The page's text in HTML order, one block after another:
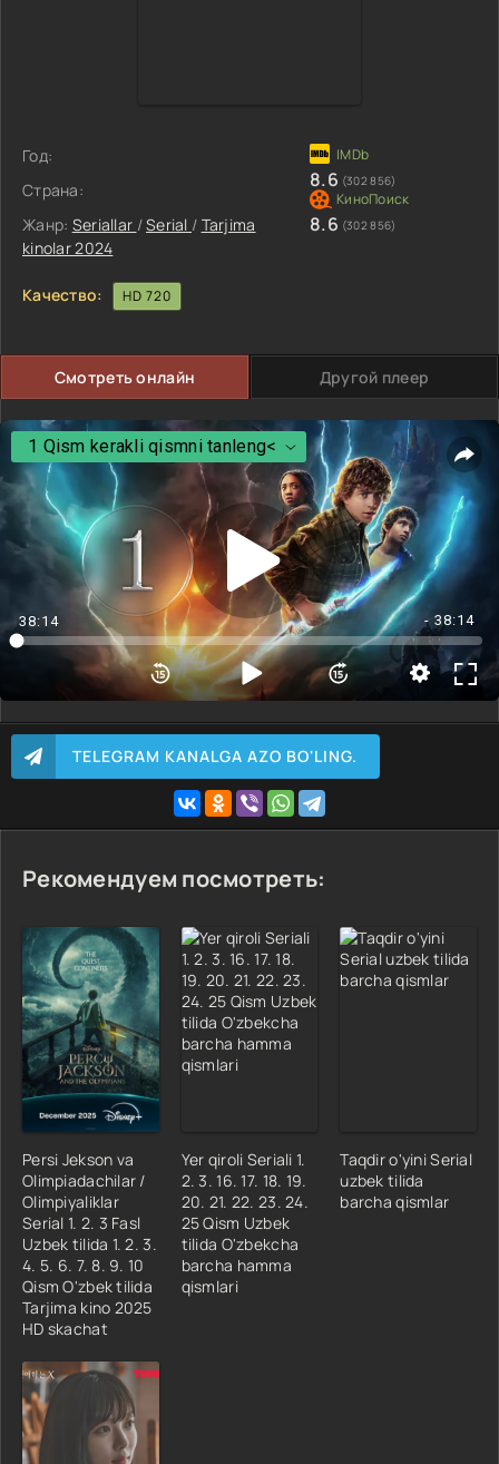
Год:
Страна:
Жанр: Seriallar /Serial / Tarjima
kinolar 2024
8.6 (302 856)
8.6 (302 856)
Качество: HD 720
Смотреть онлайн Другой плеер
38:14 - 38:14
1 Qism kerakli qismni tanleng<
1 Qism kerakli qismni tanleng<
2 Qism
3 Qism
TELEGRAM KANALGA AZO BO'LING.
Рекомендуем посмотреть:
Persi Jekson va
Olimpiadachilar /
Olimpiyaliklar
Serial 1. 2. 3 Fasl
Uzbek tilida 1. 2. 3.
4. 5. 6. 7. 8. 9. 10
Qism O'zbek tilida
Tarjima kino 2025
HD skachat
Yer qiroli Seriali 1.
2. 3. 16. 17. 18. 19.
20. 21. 22. 23. 24.
25 Qism Uzbek
tilida O'zbekcha
barcha hamma
qismlari
Taqdir o'yini Serial
uzbek tilida
barcha qismlar